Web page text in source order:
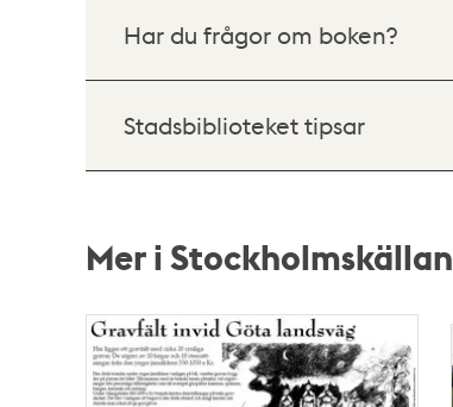
Har du frågor om boken?
Stadsbiblioteket tipsar
Mer i Stockholmskällan
Relaterade
poster
och